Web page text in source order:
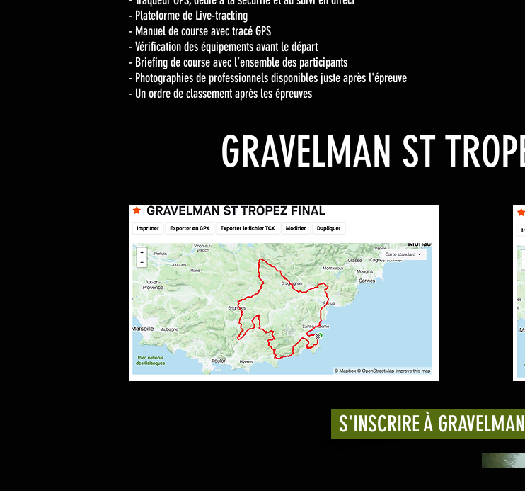
- Plateforme de Live-tracking
- Manuel de course avec tracé GPS
- Vérification des équipements avant le départ
- Briefing de course avec l’ensemble des participants
- Photographies de professionnels disponibles juste après l'épreuve
- Un ordre de classement après les épreuves
GRAVELMAN ST
S'INSCRIRE À
GravelMan Series - St
Tropez : Edition #3
Quand
13 oct. 2023, 06:00 – 15 oct. 2023, 12:00